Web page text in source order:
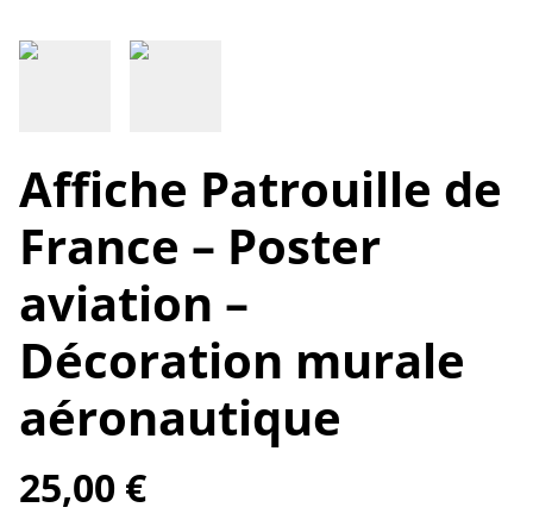
Affiche Patrouille de
France – Poster
aviation –
Décoration murale
aéronautique
25,00 €